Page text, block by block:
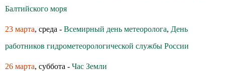
Балтийского моря
23 марта, среда - Всемирный день метеоролога, День
работников гидрометеорологической службы России
26 марта, суббота - Час Земли